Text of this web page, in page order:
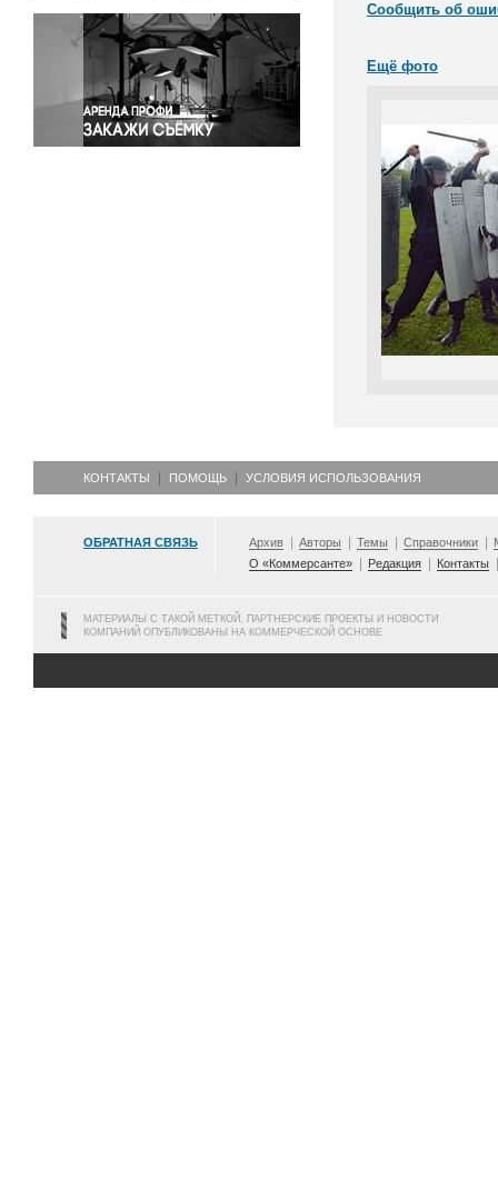
Светская жизнь
Спорт
Экология
Экономика и бизнес
Сообщить об
Ещё фото
КОНТАКТЫ ПОМОЩЬ УСЛОВИЯ ИСПОЛЬЗОВАНИЯ
ОБРАТНАЯ СВЯЗЬ Архив Авторы Темы Справочники
О «Коммерсанте»
Редакция Контакты
МАТЕРИАЛЫ С ТАКОЙ МЕТКОЙ, ПАРТНЕРСКИЕ ПРОЕКТЫ И НОВОСТИ
КОМПАНИЙ ОПУБЛИКОВАНЫ НА КОММЕРЧЕСКОЙ ОСНОВЕ